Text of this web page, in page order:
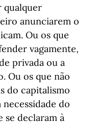
qualquer
anunciarem o
Ou os que
vagamente,
privada ou a
Ou os que não
do capitalismo
do
se declaram à